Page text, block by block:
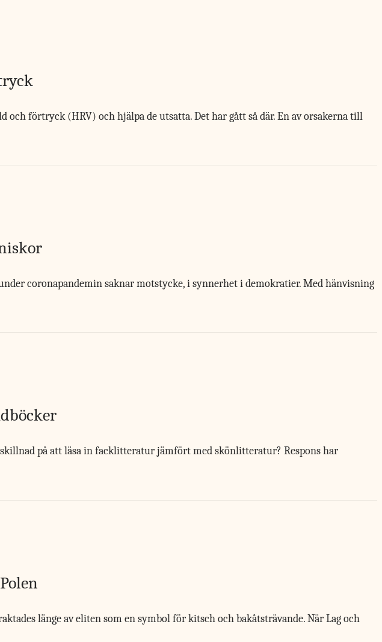
förtryck (HRV) och hjälpa de utsatta. Det har gått så där. En av orsakerna till
coronapandemin saknar motstycke, i synnerhet i demokratier. Med hänvisning
på att läsa in facklitteratur jämfört med skönlitteratur? Respons har
länge av eliten som en symbol för kitsch och bakåtsträvande. När Lag och